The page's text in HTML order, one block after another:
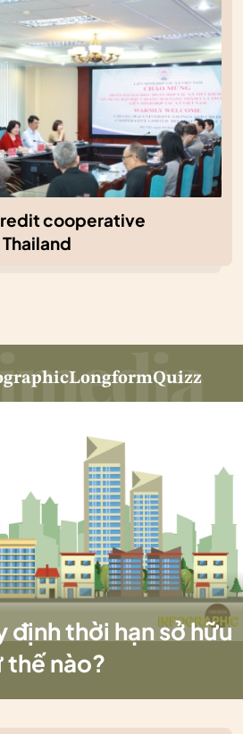
cooperative
LongformQuizz
định thời hạn sở hữu
thế nào?